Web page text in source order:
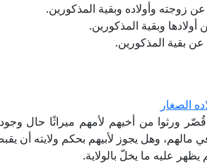
زوجته وأولاده وبقية المذكورين.
أولادها وبقية المذكورين.
بقية المذكورين.
الصغار
قُصّر ورثوا من أخيهم لأمهم ميراثًا حال
مالهم، وهل يجوز لأبيهم بحكم ولايته
عليه ما يخلّ بالولاية.